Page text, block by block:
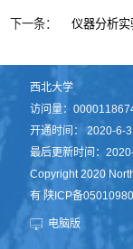
下一条： 仪器分析实
西北大学
访问量：
开通时间：2020-6-3
最后更新时间：2020
Copyright 2020
有 陕ICP备
电脑版